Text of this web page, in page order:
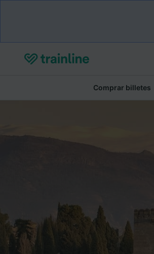
Comprar billetes